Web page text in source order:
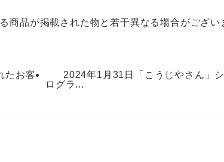
商品が掲載された物と若干異なる場合がござい
たお客
2024年1月31日「こうじやさん」
ログラ...